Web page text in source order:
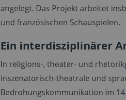
angelegt. Das Projekt arbeitet
und französischen Schauspielen.
Ein interdisziplinärer
In religions-, theater- und
inszenatorisch-theatrale und
Bedrohungskommunikation im